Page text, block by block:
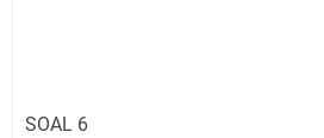
SOAL 6